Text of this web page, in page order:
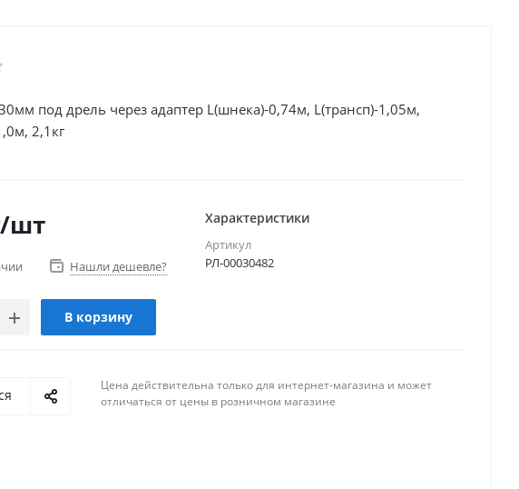
под дрель через адаптер L(шнека)-0,74м, L(трансп)-1,05м,
2,1кг
/шт
Нашли дешевле?
В корзину
Характеристики
Артикул
РЛ-00030482
Цена действительна только для интернет-магазина и может
отличаться от цены в розничном магазине